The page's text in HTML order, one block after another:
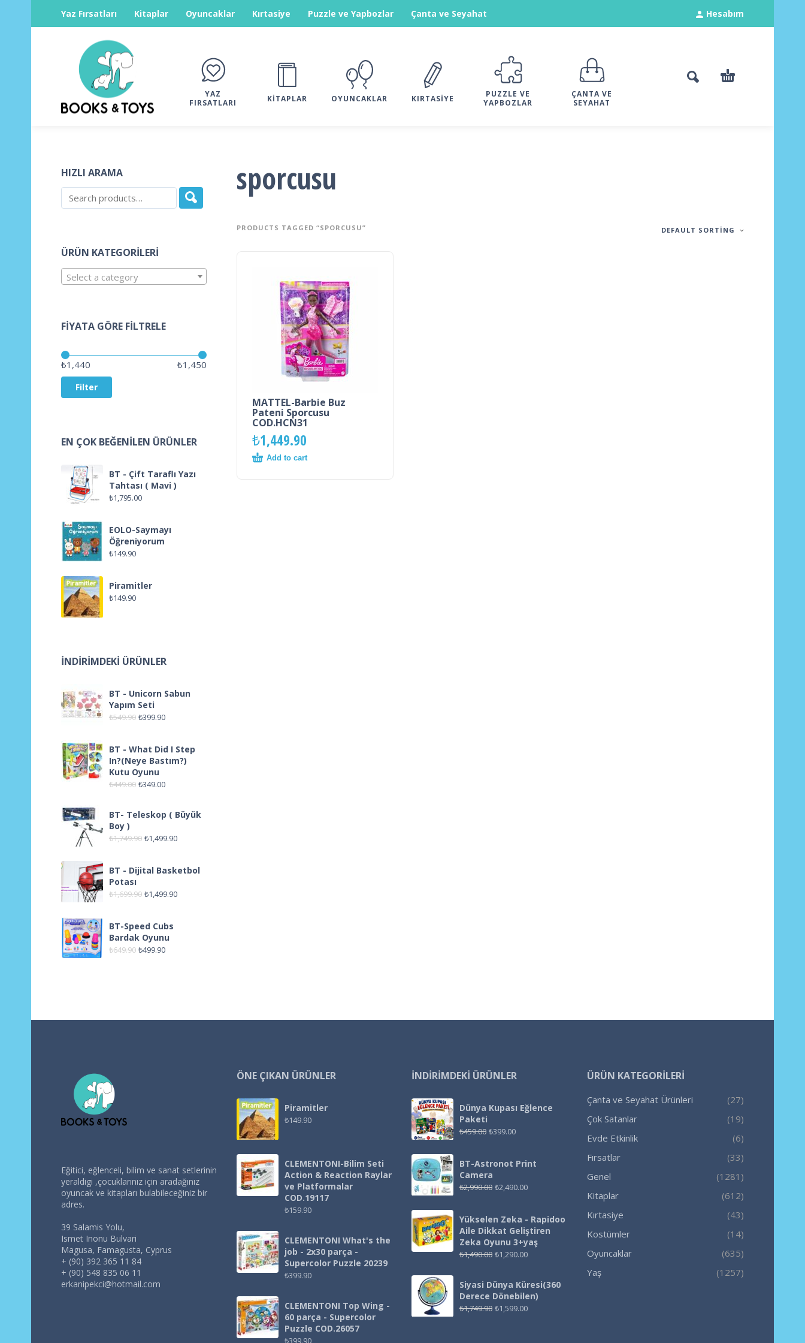
Hesabım
Yaz Fırsatları Kitaplar Oyuncaklar Kırtasiye Puzzle ve Yapbozlar Çanta ve Seyahat
YAZ
FIRSATLARI
KITAPLAR OYUNCAKLAR KIRTASIYE
PUZZLE VE
YAPBOZLAR
ÇANTA VE
SEYAHAT
HIZLI ARAMA
ÜRÜN KATEGORILERI
Select a category
FIYATA GÖRE FILTRELE
Filter
₺1,440 ₺1,450
EN ÇOK BEĞENILEN ÜRÜNLER
BT - Çift Taraflı Yazı
Tahtası ( Mavi )
₺1,795.00
EOLO-Saymayı
Öğreniyorum
₺149.90
Piramitler
₺149.90
İNDIRIMDEKI ÜRÜNLER
BT - Unicorn Sabun
Yapım Seti
₺549.90 ₺399.90
BT - What Did I Step
In?(Neye Bastım?)
Kutu Oyunu
₺449.00 ₺349.00
BT- Teleskop ( Büyük
Boy )
₺1,749.90 ₺1,499.90
BT - Dijital Basketbol
Potası
₺1,699.90 ₺1,499.90
BT-Speed Cubs
Bardak Oyunu
₺649.90 ₺499.90
sporcusu
PRODUCTS TAGGED “SPORCUSU” DEFAULT SORTING
MATTEL-Barbie Buz
Pateni Sporcusu
COD.HCN31
₺1,449.90
Add to cart
Eğitici, eğlenceli, bilim ve sanat setlerinin
yeraldigi ,çocuklarınız için aradağınız
oyuncak ve kitapları bulabileceğiniz bir
adres.
39 Salamis Yolu,
Ismet Inonu Bulvari
Magusa, Famagusta, Cyprus
+ (90) 392 365 11 84
+ (90) 548 835 06 11
erkanipekci@hotmail.com
ÖNE ÇIKAN ÜRÜNLER
Piramitler
₺149.90
CLEMENTONI-Bilim Seti
Action & Reaction Raylar
ve Platformalar
COD.19117
₺159.90
CLEMENTONI What's the
job - 2x30 parça -
Supercolor Puzzle 20239
₺399.90
CLEMENTONI Top Wing -
60 parça - Supercolor
Puzzle COD.26057
₺399.90
İNDIRIMDEKI ÜRÜNLER
Dünya Kupası Eğlence
Paketi
₺459.00 ₺399.00
BT-Astronot Print
Camera
₺2,990.00 ₺2,490.00
Yükselen Zeka - Rapidoo
Aile Dikkat Geliştiren
Zeka Oyunu 3+yaş
₺1,490.00 ₺1,290.00
Siyasi Dünya Küresi(360
Derece Dönebilen)
₺1,749.90 ₺1,599.00
ÜRÜN KATEGORILERI
Çanta ve Seyahat Ürünleri
(27)
Çok Satanlar
(19)
Evde Etkinlik
(6)
Fırsatlar
(33)
Genel
(1281)
Kitaplar
(612)
Kırtasiye
(43)
Kostümler
(14)
Oyuncaklar
(635)
Yaş
(1257)